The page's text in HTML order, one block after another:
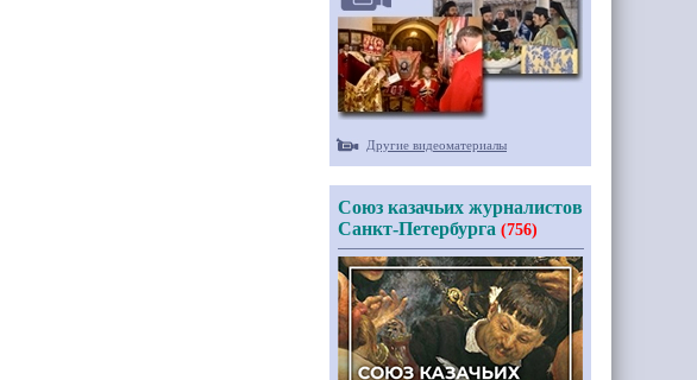
Другие видеоматериалы
Союз казачьих журналистов
Санкт-Петербурга (756)